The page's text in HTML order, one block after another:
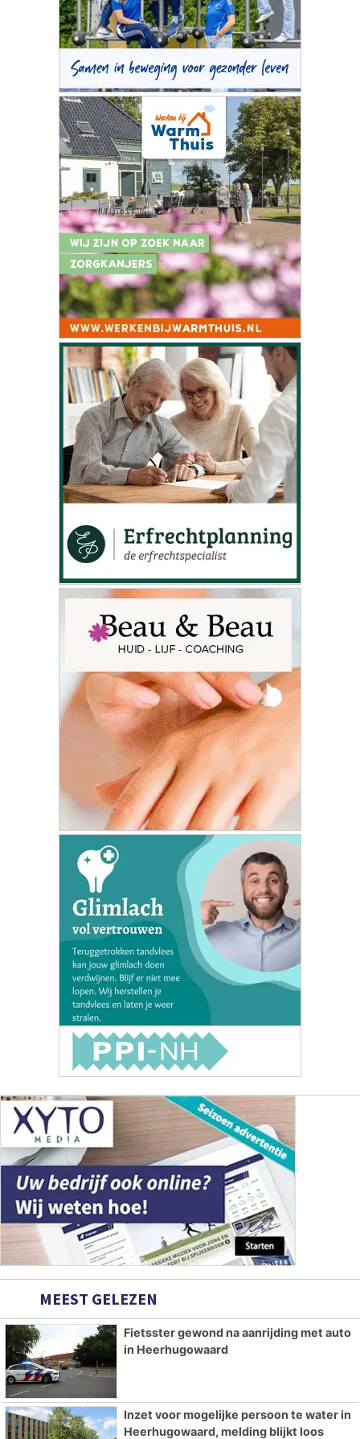
MEEST GELEZEN
Fietsster gewond na aanrijding met auto
in Heerhugowaard
Inzet voor mogelijke persoon te water in
Heerhugowaard, melding blijkt loos